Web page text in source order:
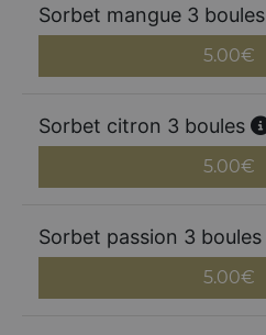
Sorbet mangue 3 boules
5.00€
Sorbet citron 3 boules
5.00€
Sorbet passion 3 boules
5.00€